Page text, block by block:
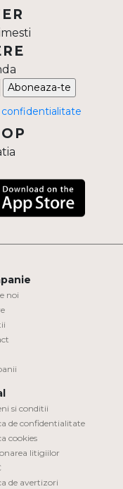
Aboneaza-te
noi
si conditii
de confidentialitate
cookies
litigiilor
de avertizori